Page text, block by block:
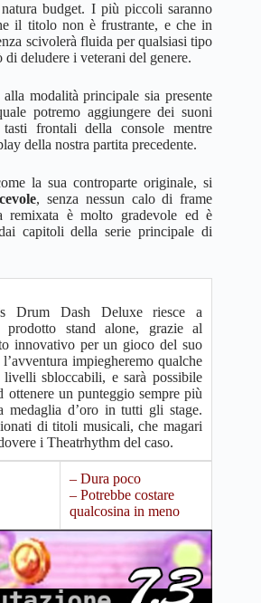
budget. I più piccoli saranno
il titolo non è frustrante, e che in
scivolerà fluida per qualsiasi tipo
deludere i veterani del genere.
modalità principale sia presente
potremo aggiungere dei suoni
frontali della console mentre
della nostra partita precedente.
la sua controparte originale, si
, senza nessun calo di frame
remixata è molto gradevole ed è
capitoli della serie principale di
Drum Dash Deluxe riesce a
prodotto stand alone, grazie al
innovativo per un gioco del suo
impiegheremo qualche
sbloccabili, e sarà possibile
ottenere un punteggio sempre più
medaglia d’oro in tutti gli stage.
di titoli musicali, che magari
i Theatrhythm del caso.
– Dura poco
– Potrebbe costare
qualcosina in meno